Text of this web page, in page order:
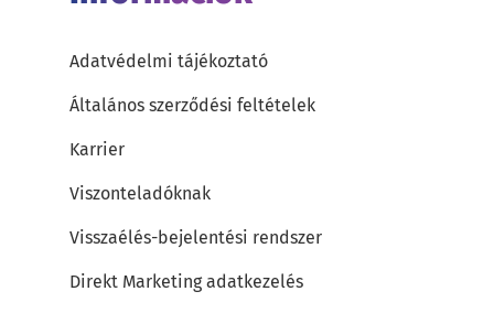
Adatvédelmi tájékoztató
Általános szerződési feltételek
Karrier
Viszonteladóknak
Visszaélés-bejelentési rendszer
Direkt Marketing adatkezelés